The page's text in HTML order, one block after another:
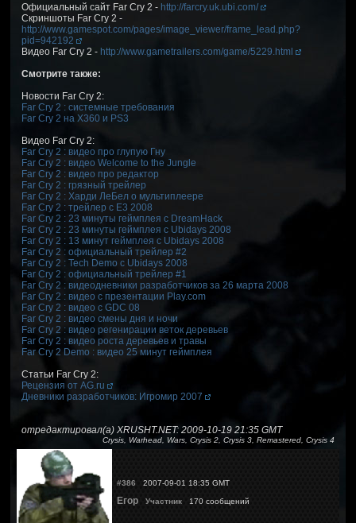
Официальный сайт Far Cry 2 - http://farcry.uk.ubi.com/
Скриншоты Far Cry 2 -
http://www.gamespot.com/pages/image_viewer/frame_lead.php?
pid=942192
Видео Far Cry 2 - http://www.gametrailers.com/game/5229.html
Смотрите также:
Новости Far Cry 2:
Far Cry 2 : системные требования
Far Cry 2 на X360 и PS3
Видео Far Cry 2:
Far Cry 2 : видео про глупую Гну
Far Cry 2 : видео Welcome to the Jungle
Far Cry 2 : видео про редактор
Far Cry 2 : грязный трейлер
Far Cry 2 : Харди ЛеБел о мультиплеере
Far Cry 2 : трейлер с E3 2008
Far Cry 2 : 23 минуты геймплея c DreamHack
Far Cry 2 : 23 минуты геймплея с Ubidays 2008
Far Cry 2 : 13 минут геймплея с Ubidays 2008
Far Cry 2 : официальный трейлер #2
Far Cry 2 : Tech Demo c Ubidays 2008
Far Cry 2 : официальный трейлер #1
Far Cry 2 : видеодневники разработчиков за 26 марта 2008
Far Cry 2 : видео с презентации Play.com
Far Cry 2 : видео с GDC 08
Far Cry 2 : видео смены дня и ночи
Far Cry 2 : видео регенирации веток деревьев
Far Cry 2 : видео роста деревьев и травы
Far Cry 2 Demo : видео 25 минут геймплея
Статьи Far Cry 2:
Рецензия от AG.ru
Дневники разработчиков: Игромир 2007
отредактировал(а) XRUSHT.NET: 2009-10-19 21:35 GMT
Crysis, Warhead, Wars, Crysis 2, Crysis 3, Remastered, Crysis 4
#386 2007-09-01 18:35 GMT
Егор Участник 170 сообщений